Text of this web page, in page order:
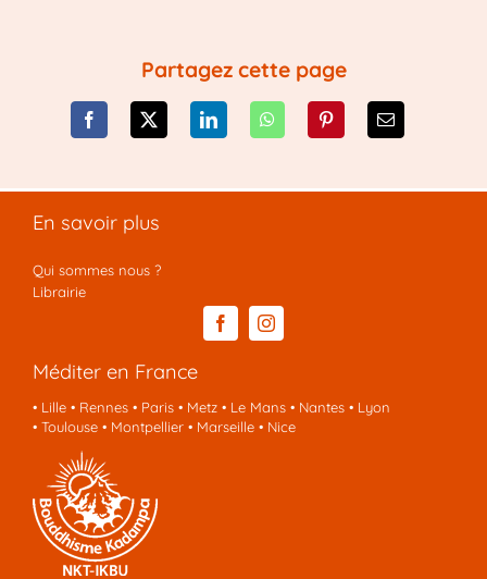
Partagez cette page
En savoir plus
Qui sommes nous ?
Librairie
Méditer en France
• Lille• Rennes• Paris• Metz• Le Mans• Nantes• Lyon
• Toulouse• Montpellier• Marseille• Nice